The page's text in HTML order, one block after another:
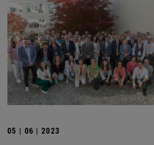
05 | 06 | 2023